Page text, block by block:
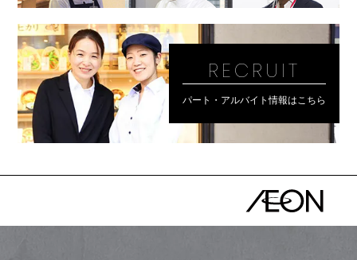
RECRUIT
パート・アルバイト情報はこちら